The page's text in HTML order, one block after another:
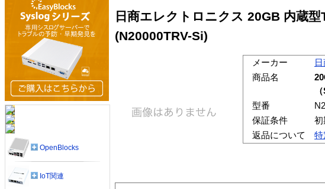
日商エレクトロニクス 20GB 内蔵
(N20000TRV-Si)
メーカー
商品名
型番
保証条件
初
返品について
特
OpenBlocks
IoT関連